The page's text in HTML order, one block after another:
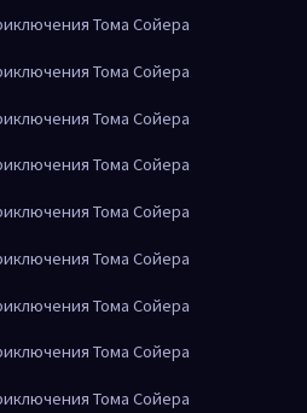
Тома Сойера
Тома Сойера
Тома Сойера
Тома Сойера
Тома Сойера
Тома Сойера
Тома Сойера
Тома Сойера
Тома Сойера